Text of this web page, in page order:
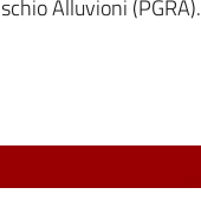
Alluvioni (PGRA).